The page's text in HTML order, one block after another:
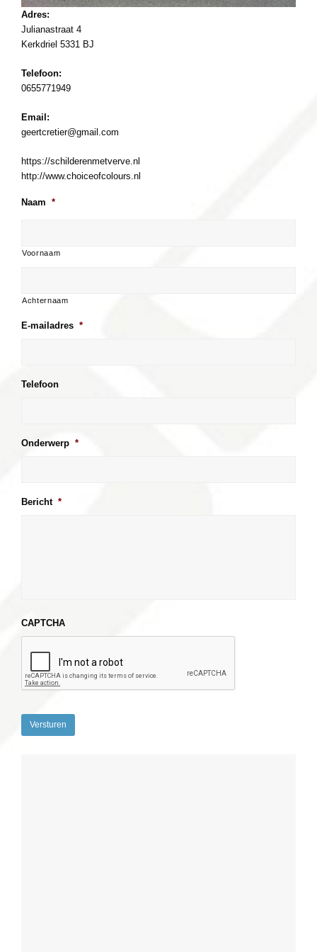
Adres:
Julianastraat 4
Kerkdriel 5331 BJ
Telefoon:
0655771949
Email:
geertcretier@gmail.com
https://schilderenmetverve.nl
http://www.choiceofcolours.nl
Naam *
Voornaam
Achternaam
E-mailadres *
Telefoon
Onderwerp *
Bericht *
CAPTCHA
Versturen